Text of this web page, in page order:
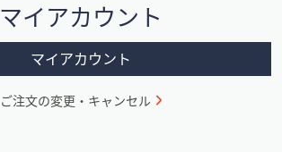
マイアカウント
マイアカウント
ご注文の変更・キャンセル